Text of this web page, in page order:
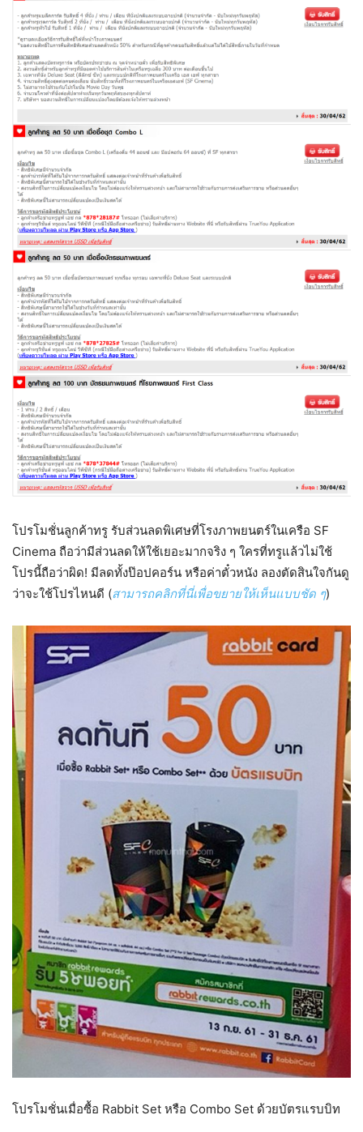
โปรโมชั่นลูกค้าทรู รับส่วนลดพิเศษที่โรงภาพยนตร์ในเครือ SF
Cinema ถือว่ามีส่วนลดให้ใช้เยอะมากจริง ๆ ใครที่ทรูแล้วไม่ใช้
โปรนี้ถือว่าผิด! มีลดทั้งป๊อปคอร์น หรือค่าตั๋วหนัง ลองตัดสินใจกันดู
ว่าจะใช้โปรไหนดี (สามารถคลิกที่นี่เพื่อขยายให้เห็นแบบชัด ๆ)
โปรโมชั่นเมื่อซื้อ Rabbit Set หรือ Combo Set ด้วยบัตรแรบบิท